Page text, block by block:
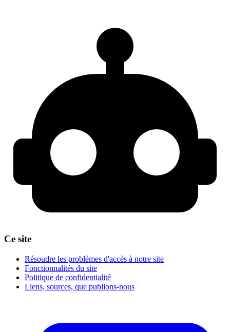
Ce site
Résoudre les problèmes d'accès à notre site
Fonctionnalités du site
Politique de confidentialité
Liens, sources, que publions-nous